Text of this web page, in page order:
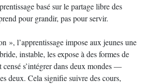
basé sur le partage libre des
pour grandir, pas pour servir.
», l’apprentissage impose aux jeunes une
instable, les expose à des formes de
censé s’intégrer dans deux mondes —
deux. Cela signifie suivre des cours,